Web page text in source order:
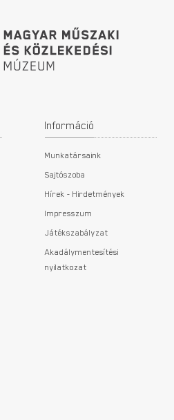
Információ
Munkatársaink
Sajtószoba
Hírek - Hirdetmények
Impresszum
Játékszabályzat
Akadálymentesítési
nyilatkozat